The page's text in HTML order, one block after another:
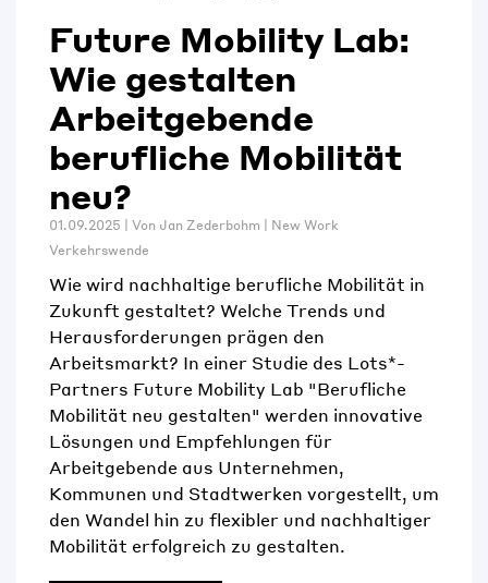
Future Mobility Lab:
Wie gestalten
Arbeitgebende
berufliche Mobilität
neu?
01.09.2025 | Von Jan Zederbohm
New Work
Verkehrswende
Wie wird nachhaltige berufliche Mobilität in
Zukunft gestaltet? Welche Trends und
Herausforderungen prägen den
Arbeitsmarkt? In einer Studie des Lots*-
Partners Future Mobility Lab "Berufliche
Mobilität neu gestalten" werden innovative
Lösungen und Empfehlungen für
Arbeitgebende aus Unternehmen,
Kommunen und Stadtwerken vorgestellt, um
den Wandel hin zu flexibler und nachhaltiger
Mobilität erfolgreich zu gestalten.